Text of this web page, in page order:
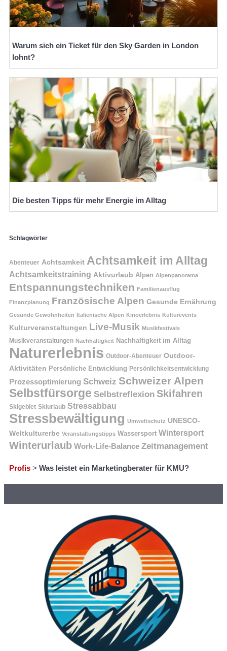
Warum sich ein Ticket für den Sky Garden in London
lohnt?
Die besten Tipps für mehr Energie im Alltag
Schlagwörter
Abenteuer Achtsamkeit Achtsamkeit im Alltag
Achtsamkeitstraining Aktivurlaub Alpen Alpenpanorama
Entspannungstechniken Familienausflug
Finanzplanung Französische Alpen Gesunde Ernährung
Gesunde Gewohnheiten Italienische Alpen Kinoerlebnis Kulturevents
Kulturveranstaltungen Live-Musik Musikfestivals
Musikveranstaltungen Nachhaltigkeit Nachhaltigkeit im Alltag
Naturerlebnis Outdoor-Abenteuer Outdoor-
Aktivitäten Persönliche Entwicklung Persönlichkeitsentwicklung
Prozessoptimierung Schweiz Schweizer Alpen
Selbstfürsorge Selbstreflexion Skifahren
Skigebiet Skiurlaub Stressabbau
Stressbewältigung Umweltschutz UNESCO-
Weltkulturerbe Veranstaltungstipps Wassersport Wintersport
Winterurlaub Work-Life-Balance Zeitmanagement
Profis > Was leistet ein Marketingberater für KMU?